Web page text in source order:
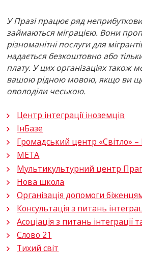
У Празі працює ряд
займаються міграцією. Вони
різноманітні послуги для
надається безкоштовно або
плату. У цих організаціях також
вашою рідною мовою, якщо ви
оволоділи чеською.
Центр інтеграції іноземців
ІнБазе
Громадський центр «Світло» –
МЕТА
Мультикультурний центр
Нова школа
Організація допомоги
Консультація з питань
Асоціація з питань інтеграції
Слово 21
Тихий світ